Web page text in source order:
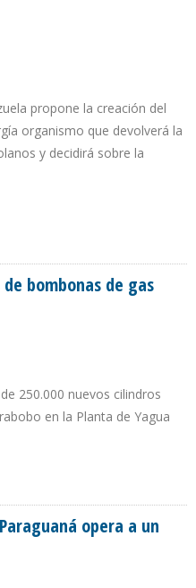
propone la creación del
organismo que devolverá la
y decidirá sobre la
bombonas de gas
250.000 nuevos cilindros
en la Planta de Yagua
opera a un